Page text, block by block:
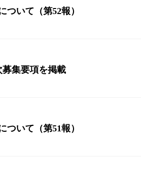
いて（第52報）
集要項を掲載
いて（第51報）